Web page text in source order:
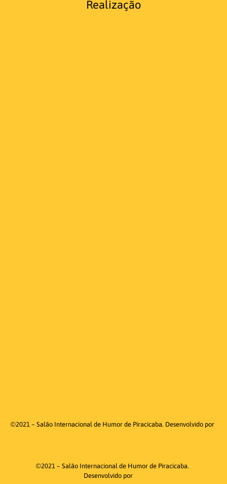
Realização
©2021 – Salão Internacional de Humor de Piracicaba. Desenvolvido por
©2021 – Salão Internacional de Humor de Piracicaba.
Desenvolvido por